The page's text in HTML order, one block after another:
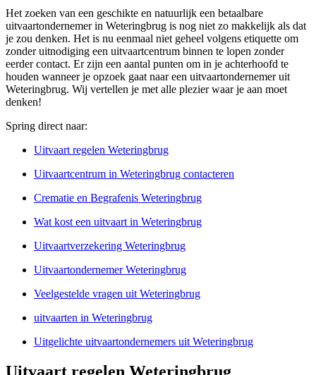
Het zoeken van een geschikte en natuurlijk een betaalbare
uitvaartondernemer in Weteringbrug is nog niet zo makkelijk als dat
je zou denken. Het is nu eenmaal niet geheel volgens etiquette om
zonder uitnodiging een uitvaartcentrum binnen te lopen zonder
eerder contact. Er zijn een aantal punten om in je achterhoofd te
houden wanneer je opzoek gaat naar een uitvaartondernemer uit
Weteringbrug. Wij vertellen je met alle plezier waar je aan moet
denken!
Spring direct naar:
Uitvaart regelen Weteringbrug
Uitvaartcentrum in Weteringbrug contacteren
Crematie en Begrafenis Weteringbrug
Wat kost een uitvaart in Weteringbrug
Uitvaartverzekering Weteringbrug
Uitvaartondernemer Weteringbrug
Veelgestelde vragen uit Weteringbrug
uitvaarten in Weteringbrug
Uitgelichte uitvaartondernemers uit Weteringbrug